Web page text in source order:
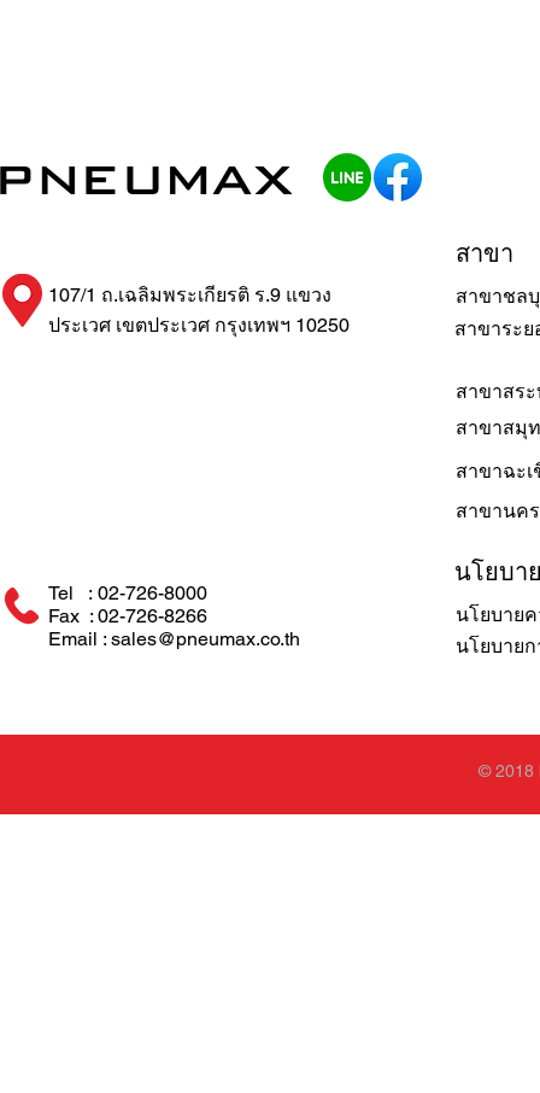
สาขาระย
107/1 ถ.เฉลิมพระเกียรติ ร.9 แขวง
ประเวศ เขตประเวศ กรุงเทพฯ 10250
สาขา
สาขาสร
สาขาชล
สาขาสมุ
สาขาฉะเ
สาขานค
Tel : 02-726-8000
Fax : 02-726-8266
Email : sales@pneumax.co.th
นโยบา
นโยบาย
นโยบาย
© 2018